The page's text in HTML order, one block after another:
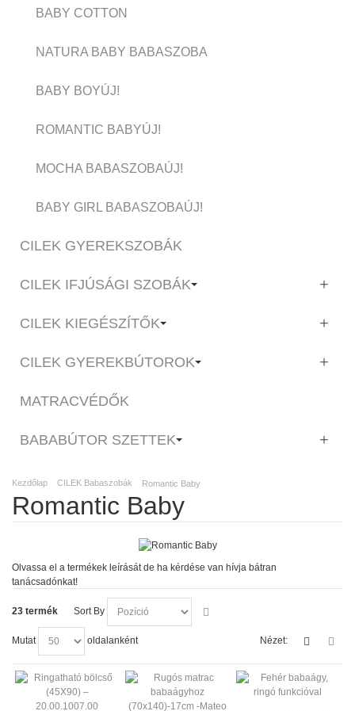
BABY COTTON
NATURA BABY BABASZOBA
BABY BOYÚJ!
ROMANTIC BABYÚJ!
MOCHA BABASZOBAÚJ!
BABY GIRL BABASZOBAÚJ!
CILEK GYEREKSZOBÁK
CILEK IFJÚSÁGI SZOBÁK
CILEK KIEGÉSZÍTŐK
CILEK GYEREKBÚTOROK
MATRACVÉDŐK
BABABÚTOR SZETTEK
Kezdőlap CILEK Babaszobák Romantic Baby
Romantic Baby
Olvassa el a termékek leírását de ha kérdése van hívja bátran
tanácsadónkat!
23 termék Sort By
Mutat oldalanként Nézet: